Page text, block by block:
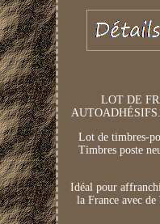
LOT DE
AUTOADHÉSIFS.
Lot de timbres-
Timbres poste
Idéal pour
la France avec